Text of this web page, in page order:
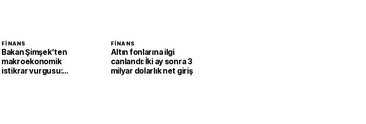
FINANS
Bakan Şimşek’ten
makroekonomik
istikrar vurgusu:
FINANS
Altın fonlarına ilgi
canlandı: İki ay sonra 3
milyar dolarlık net giriş